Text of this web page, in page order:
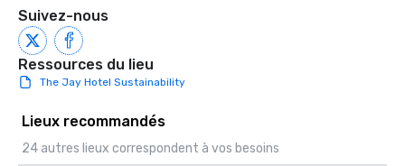
Suivez-nous
Ressources du lieu
The Jay Hotel Sustainability
Lieux recommandés
24 autres lieux correspondent à vos besoins